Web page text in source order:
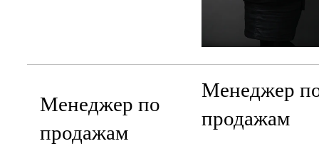
Менеджер по
продажам
Менеджер
продажам